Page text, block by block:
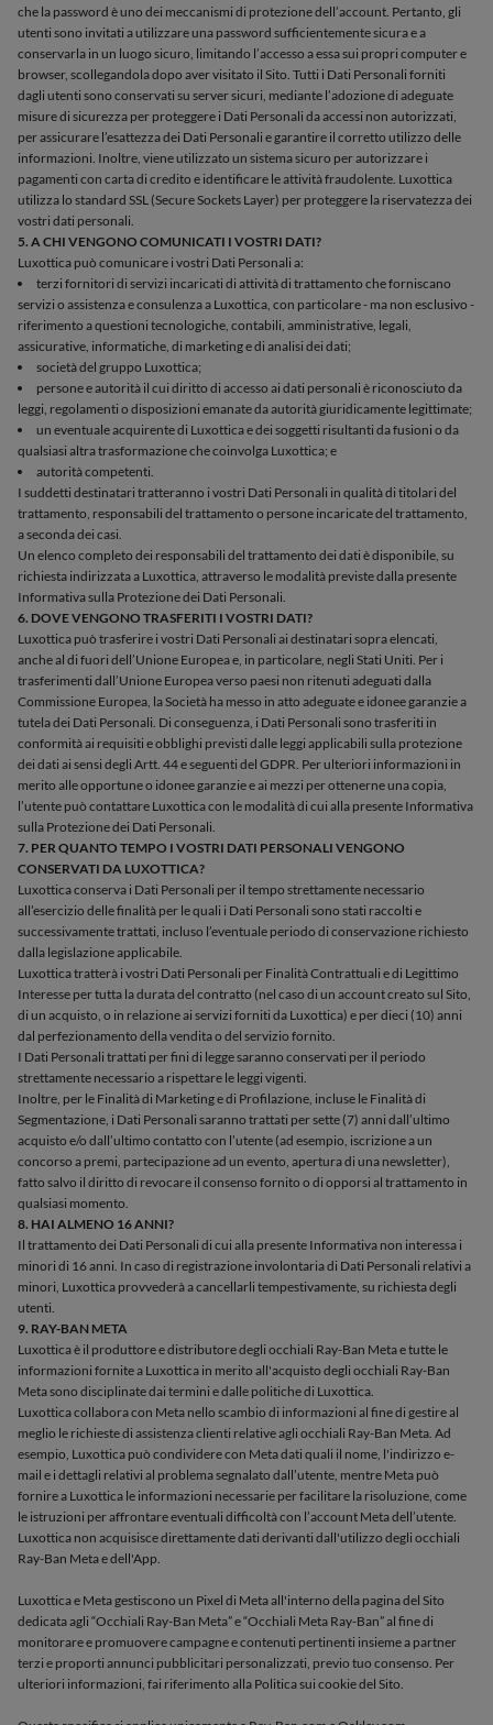
che la password è uno dei meccanismi di protezione dell’account. Pertanto, gli
utenti sono invitati a utilizzare una password sufficientemente sicura e a
conservarla in un luogo sicuro, limitando l’accesso a essa sui propri computer e
browser, scollegandola dopo aver visitato il Sito. Tutti i Dati Personali forniti
dagli utenti sono conservati su server sicuri, mediante l’adozione di adeguate
misure di sicurezza per proteggere i Dati Personali da accessi non autorizzati,
per assicurare l’esattezza dei Dati Personali e garantire il corretto utilizzo delle
informazioni. Inoltre, viene utilizzato un sistema sicuro per autorizzare i
pagamenti con carta di credito e identificare le attività fraudolente. Luxottica
utilizza lo standard SSL (Secure Sockets Layer) per proteggere la riservatezza dei
vostri dati personali.
5. A CHI VENGONO COMUNICATI I VOSTRI DATI?
Luxottica può comunicare i vostri Dati Personali a:
terzi fornitori di servizi incaricati di attività di trattamento che forniscano
servizi o assistenza e consulenza a Luxottica, con particolare - ma non esclusivo -
riferimento a questioni tecnologiche, contabili, amministrative, legali,
assicurative, informatiche, di marketing e di analisi dei dati;
società del gruppo Luxottica;
persone e autorità il cui diritto di accesso ai dati personali è riconosciuto da
leggi, regolamenti o disposizioni emanate da autorità giuridicamente legittimate;
un eventuale acquirente di Luxottica e dei soggetti risultanti da fusioni o da
qualsiasi altra trasformazione che coinvolga Luxottica; e
autorità competenti.
I suddetti destinatari tratteranno i vostri Dati Personali in qualità di titolari del
trattamento, responsabili del trattamento o persone incaricate del trattamento,
a seconda dei casi.
Un elenco completo dei responsabili del trattamento dei dati è disponibile, su
richiesta indirizzata a Luxottica, attraverso le modalità previste dalla presente
Informativa sulla Protezione dei Dati Personali.
6. DOVE VENGONO TRASFERITI I VOSTRI DATI?
Luxottica può trasferire i vostri Dati Personali ai destinatari sopra elencati,
anche al di fuori dell’Unione Europea e, in particolare, negli Stati Uniti. Per i
trasferimenti dall’Unione Europea verso paesi non ritenuti adeguati dalla
Commissione Europea, la Società ha messo in atto adeguate e idonee garanzie a
tutela dei Dati Personali. Di conseguenza, i Dati Personali sono trasferiti in
conformità ai requisiti e obblighi previsti dalle leggi applicabili sulla protezione
dei dati ai sensi degli Artt. 44 e seguenti del GDPR. Per ulteriori informazioni in
merito alle opportune o idonee garanzie e ai mezzi per ottenerne una copia,
l’utente può contattare Luxottica con le modalità di cui alla presente Informativa
sulla Protezione dei Dati Personali.
7. PER QUANTO TEMPO I VOSTRI DATI PERSONALI VENGONO
CONSERVATI DA LUXOTTICA?
Luxottica conserva i Dati Personali per il tempo strettamente necessario
all’esercizio delle finalità per le quali i Dati Personali sono stati raccolti e
successivamente trattati, incluso l’eventuale periodo di conservazione richiesto
dalla legislazione applicabile.
Luxottica tratterà i vostri Dati Personali per Finalità Contrattuali e di Legittimo
Interesse per tutta la durata del contratto (nel caso di un account creato sul Sito,
di un acquisto, o in relazione ai servizi forniti da Luxottica) e per dieci (10) anni
dal perfezionamento della vendita o del servizio fornito.
I Dati Personali trattati per fini di legge saranno conservati per il periodo
strettamente necessario a rispettare le leggi vigenti.
Inoltre, per le Finalità di Marketing e di Profilazione, incluse le Finalità di
Segmentazione, i Dati Personali saranno trattati per sette (7) anni dall’ultimo
acquisto e/o dall’ultimo contatto con l’utente (ad esempio, iscrizione a un
concorso a premi, partecipazione ad un evento, apertura di una newsletter),
fatto salvo il diritto di revocare il consenso fornito o di opporsi al trattamento in
qualsiasi momento.
8. HAI ALMENO 16 ANNI?
Il trattamento dei Dati Personali di cui alla presente Informativa non interessa i
minori di 16 anni. In caso di registrazione involontaria di Dati Personali relativi a
minori, Luxottica provvederà a cancellarli tempestivamente, su richiesta degli
utenti.
9. RAY-BAN META
Luxottica è il produttore e distributore degli occhiali Ray-Ban Meta e tutte le
informazioni fornite a Luxottica in merito all'acquisto degli occhiali Ray-Ban
Meta sono disciplinate dai termini e dalle politiche di Luxottica.
Luxottica collabora con Meta nello scambio di informazioni al fine di gestire al
meglio le richieste di assistenza clienti relative agli occhiali Ray-Ban Meta. Ad
esempio, Luxottica può condividere con Meta dati quali il nome, l'indirizzo e-
mail e i dettagli relativi al problema segnalato dall’utente, mentre Meta può
fornire a Luxottica le informazioni necessarie per facilitare la risoluzione, come
le istruzioni per affrontare eventuali difficoltà con l’account Meta dell’utente.
Luxottica non acquisisce direttamente dati derivanti dall'utilizzo degli occhiali
Ray-Ban Meta e dell'App.
Luxottica e Meta gestiscono un Pixel di Meta all'interno della pagina del Sito
dedicata agli “Occhiali Ray-Ban Meta” e “Occhiali Meta Ray-Ban” al fine di
monitorare e promuovere campagne e contenuti pertinenti insieme a partner
terzi e proporti annunci pubblicitari personalizzati, previo tuo consenso. Per
ulteriori informazioni, fai riferimento alla Politica sui cookie del Sito.